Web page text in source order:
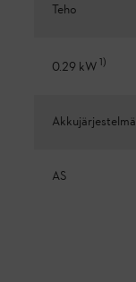
Teho
0.29 kW1)
Akkujärjestelmä
AS